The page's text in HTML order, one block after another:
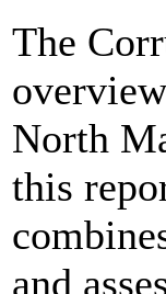
The
North
this
and